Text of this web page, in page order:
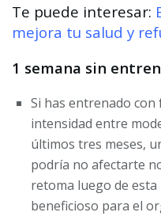
Te puede interesar:
mejora tu salud y
1 semana sin
Si has entrenado con
intensidad entre
últimos tres meses,
podría no afectarte
retoma luego de
beneficioso para el